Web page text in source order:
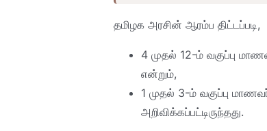
தமிழக அரசின் ஆரம்ப திட்டப்படி,
4 முதல் 12-ம் வகுப்பு
என்றும்,
1 முதல் 3-ம் வகுப்பு
அறிவிக்கப்பட்டிருந்தது.